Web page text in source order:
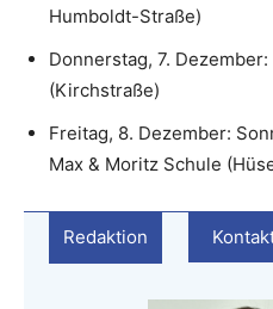
Humboldt-Straße)
Donnerstag, 7.
(Kirchstraße)
Freitag, 8. Dezember:
Max & Moritz Schule
Redaktion